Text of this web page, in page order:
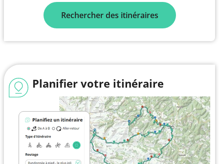
Rechercher des itinéraires
Planifier votre itinéraire